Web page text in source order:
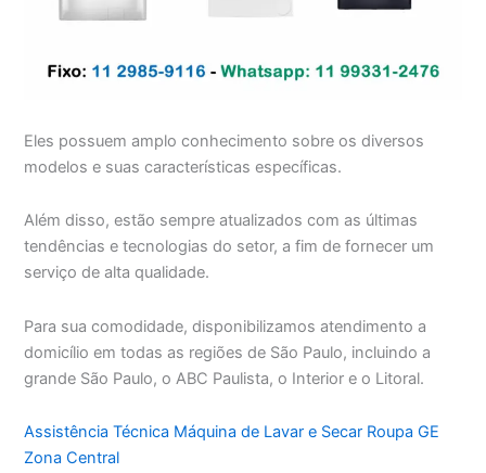
Eles possuem amplo conhecimento sobre os diversos
modelos e suas características específicas.
Além disso, estão sempre atualizados com as últimas
tendências e tecnologias do setor, a fim de fornecer um
serviço de alta qualidade.
Para sua comodidade, disponibilizamos atendimento a
domicílio em todas as regiões de São Paulo, incluindo a
grande São Paulo, o ABC Paulista, o Interior e o Litoral.
Assistência Técnica Máquina de Lavar e Secar Roupa GE
Zona Central